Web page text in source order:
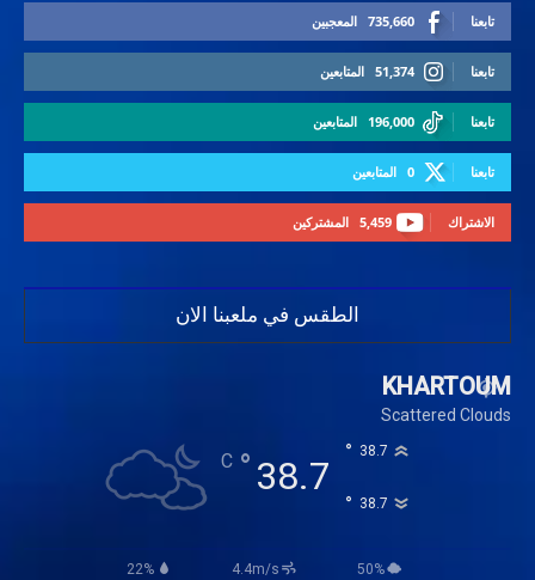
735,660 المعجبين تابعنا
51,374 المتابعين تابعنا
196,000 المتابعين تابعنا
0 المتابعين تابعنا
5,459 المشتركين الاشتراك
الطقس في ملعبنا الان
KHARTOUM
Scattered Clouds
38.7
°
C 38.7
°
38.7
°
22% 4.4m/s 50%